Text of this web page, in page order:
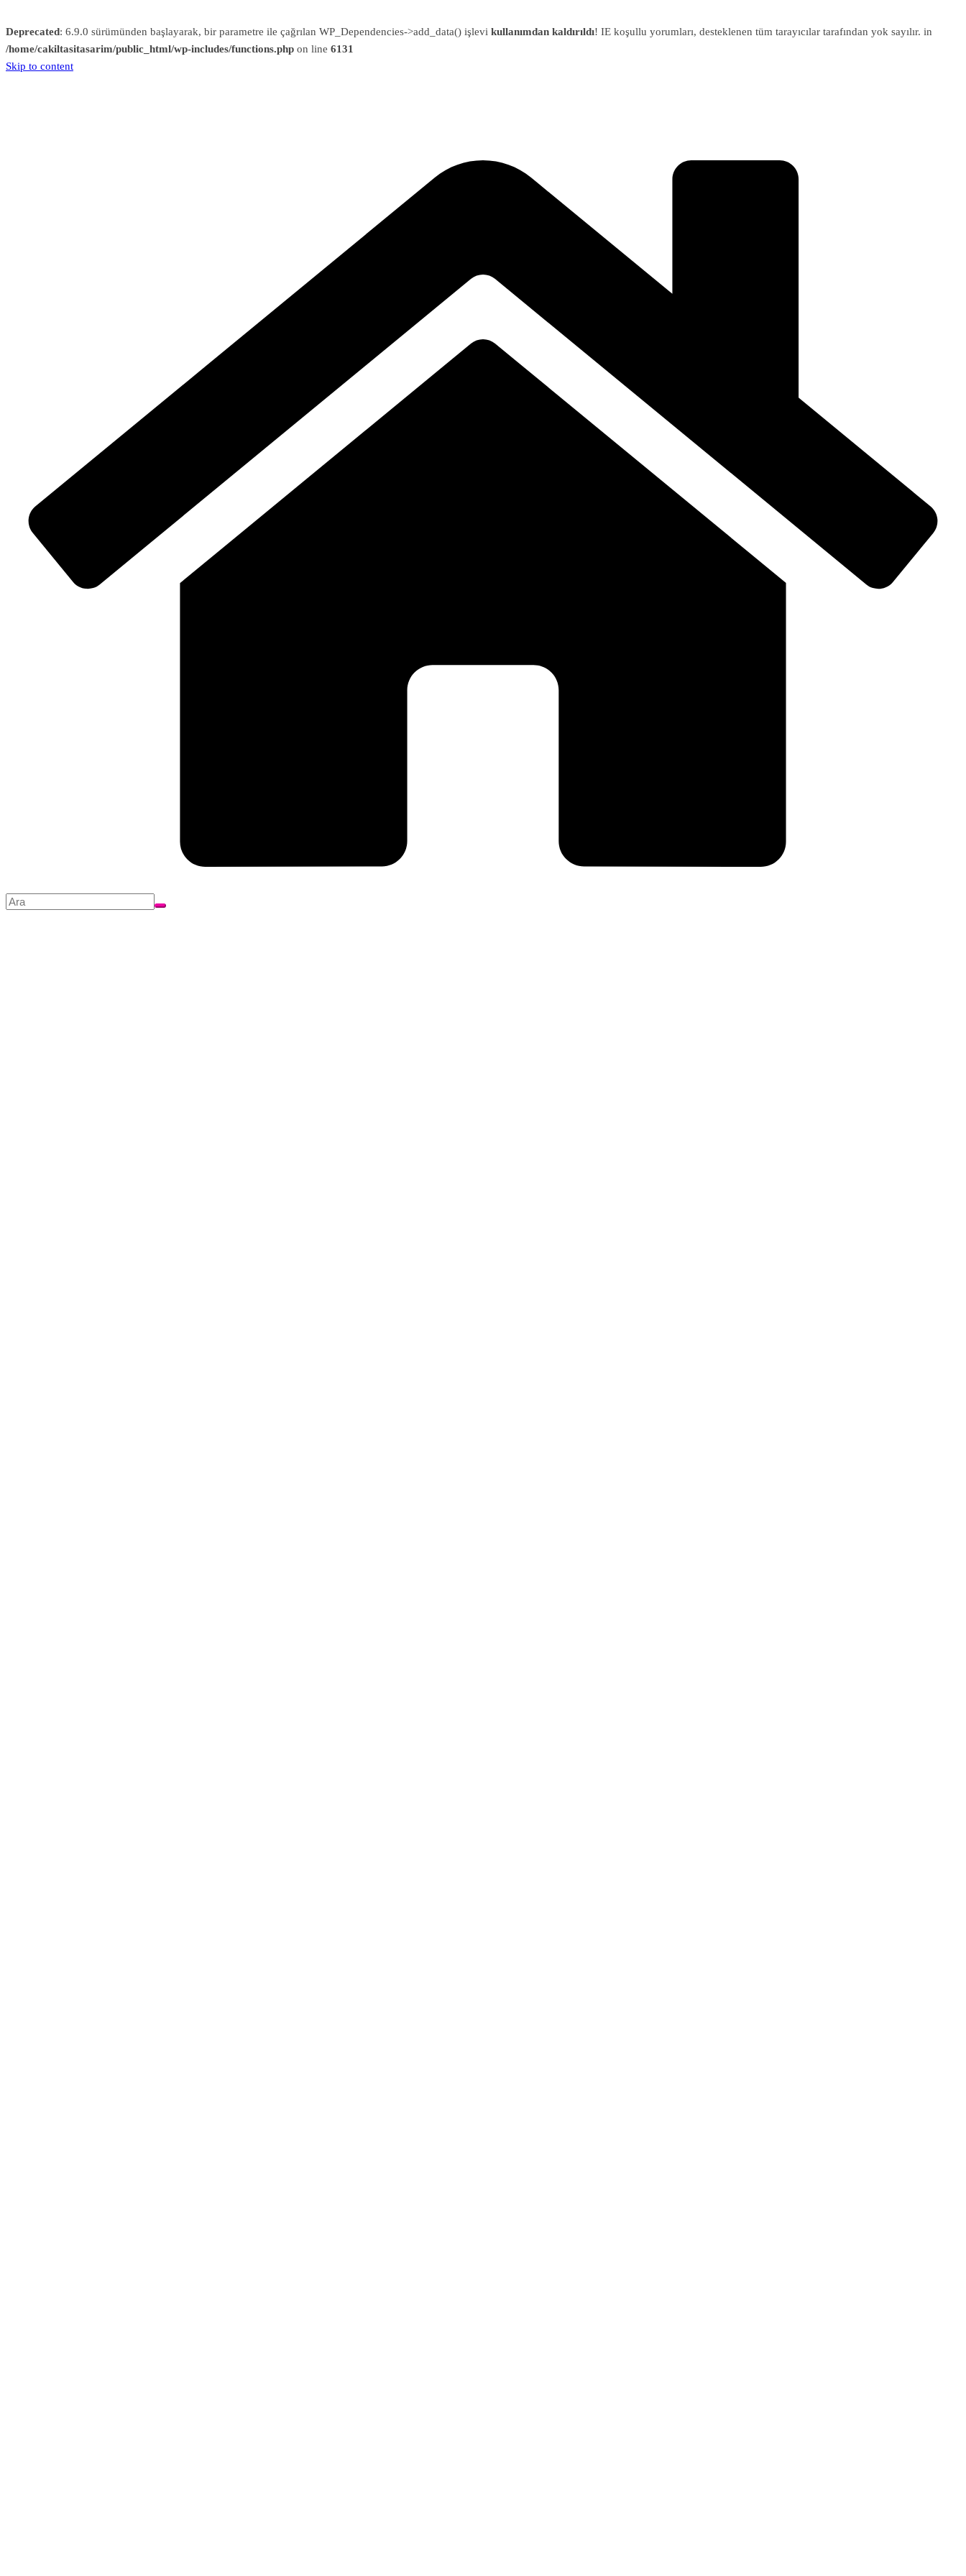
Deprecated: 6.9.0 sürümünden başlayarak, bir parametre ile çağrılan WP_Dependencies->add_data() işlevi kullanımdan kaldırıldı! IE koşullu yorumları, desteklenen tüm tarayıcılar tarafından yok sayılır. in
/home/cakiltasitasarim/public_html/wp-includes/functions.php on line 6131
Skip to content